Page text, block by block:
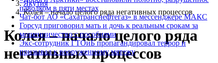
паводком в пяти местах
Чат-бот АО «Сахатранснефтегаз» в мессенджере МАКС
Горсуд приговорил мать и дочь к реальным срокам за
мошенничество с пособиями
Экс-сотрудник ГТОиБ пропагандировал террор и
призывал к вооруженному мятежу
Якутия
Колея – начало целого ряда негативных процессов
Колея – начало целого ряда
негативных процессов